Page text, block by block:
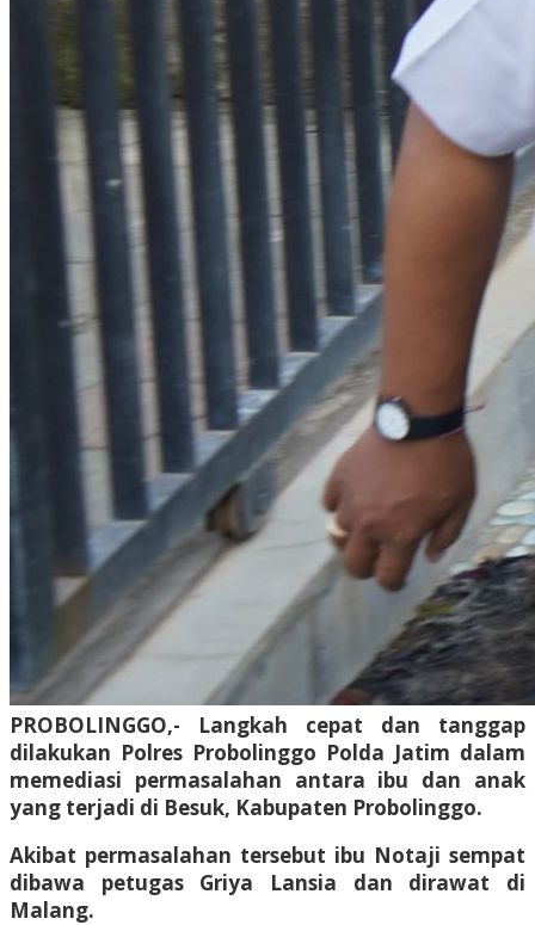
PROBOLINGGO,- Langkah cepat dan tanggap
dilakukan Polres Probolinggo Polda Jatim dalam
memediasi permasalahan antara ibu dan anak
yang terjadi di Besuk, Kabupaten Probolinggo.
Akibat permasalahan tersebut ibu Notaji sempat
dibawa petugas Griya Lansia dan dirawat di
Malang.